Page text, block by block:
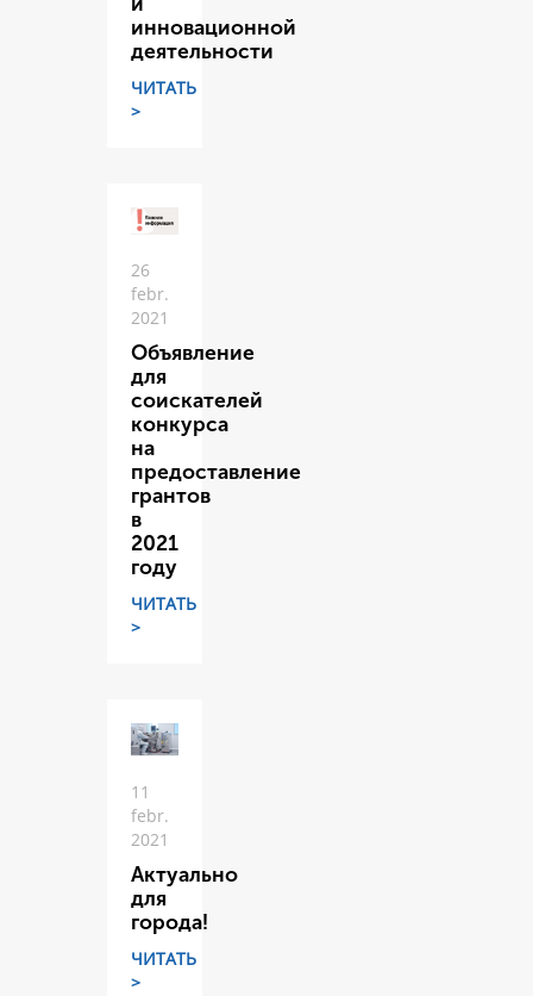
инновационной
деятельности
ЧИТАТЬ
>
26
febr.
2021
Объявление
для
соискателей
конкурса
на
предоставление
грантов
в
2021
году
ЧИТАТЬ
>
11
febr.
2021
Актуально
для
города!
ЧИТАТЬ
>